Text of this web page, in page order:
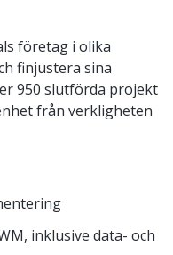
företag i olika
finjustera sina
950 slutförda projekt
från verkligheten
inklusive data- och